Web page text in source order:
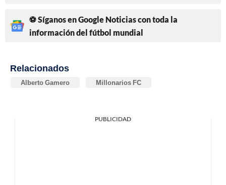
⚽ Síganos en Google Noticias con toda la
información del fútbol mundial
Relacionados
Alberto Gamero Millonarios FC
PUBLICIDAD